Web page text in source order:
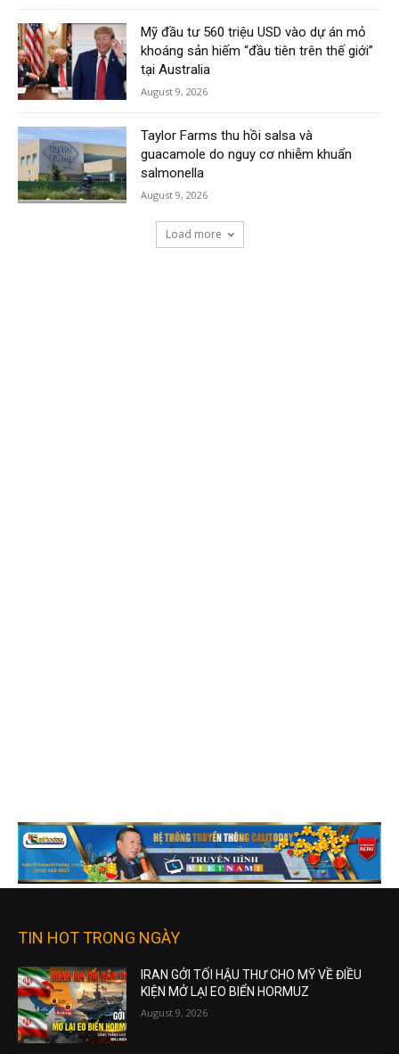
Mỹ đầu tư 560 triệu USD vào dự án mỏ
khoáng sản hiếm “đầu tiên trên thế giới”
tại Australia
August 9, 2026
Taylor Farms thu hồi salsa và
guacamole do nguy cơ nhiễm khuẩn
salmonella
August 9, 2026
Load more
TIN HOT TRONG NGÀY
IRAN GỞI TỐI HẬU THƯ CHO MỸ VỀ ĐIỀU
KIỆN MỞ LẠI EO BIỂN HORMUZ
August 9, 2026